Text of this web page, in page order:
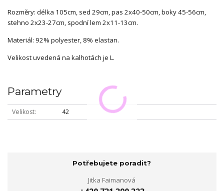
Rozměry: délka 105cm, sed 29cm, pas 2x40-50cm, boky 45-56cm,
stehno 2x23-27cm, spodní lem 2x11-13cm.
Materiál: 92% polyester, 8% elastan.
Velikost uvedená na kalhotách je L.
Parametry
Velikost 42
Potřebujete poradit?
Jitka Faimanová